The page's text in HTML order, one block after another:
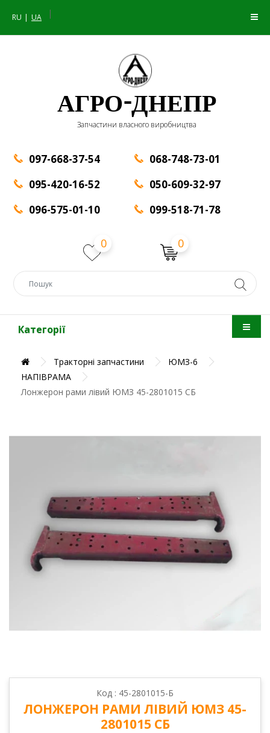
RU UA |
АГРО-ДНЕПР
Запчастини власного виробництва
097-668-37-54
095-420-16-52
096-575-01-10
068-748-73-01
050-609-32-97
099-518-71-78
0 0
Категорії
Тракторні запчастини
ЮМЗ-6
НАПІВРАМА
Лонжерон рами лівий ЮМЗ 45-2801015 СБ
Код : 45-2801015-Б
ЛОНЖЕРОН РАМИ ЛІВИЙ ЮМЗ 45-
2801015 СБ